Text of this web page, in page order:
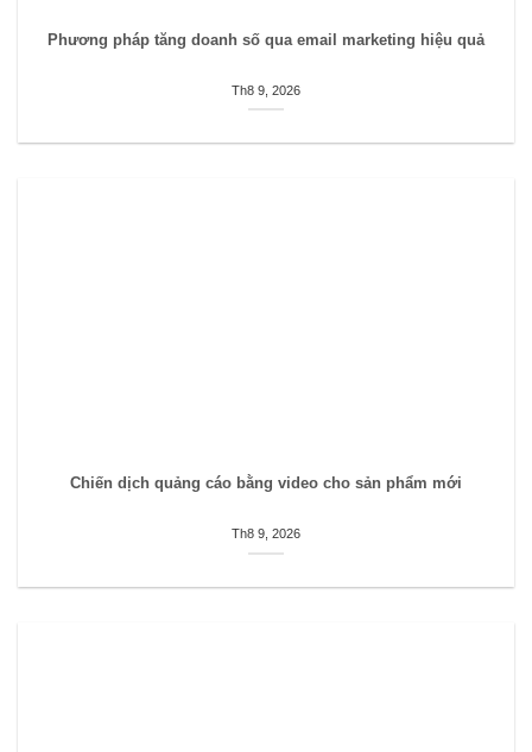
Phương pháp tăng doanh số qua email marketing hiệu quả
Th8 9, 2026
Chiến dịch quảng cáo bằng video cho sản phẩm mới
Th8 9, 2026